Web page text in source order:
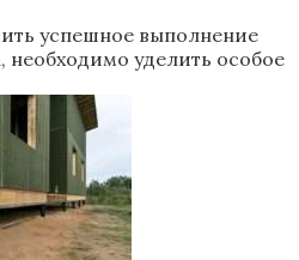
успешное выполнение
необходимо уделить особое